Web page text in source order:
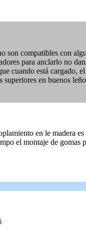
son compatibles con
para anclarlo no
cuando está cargado,
en buenos
en le madera
el montaje de